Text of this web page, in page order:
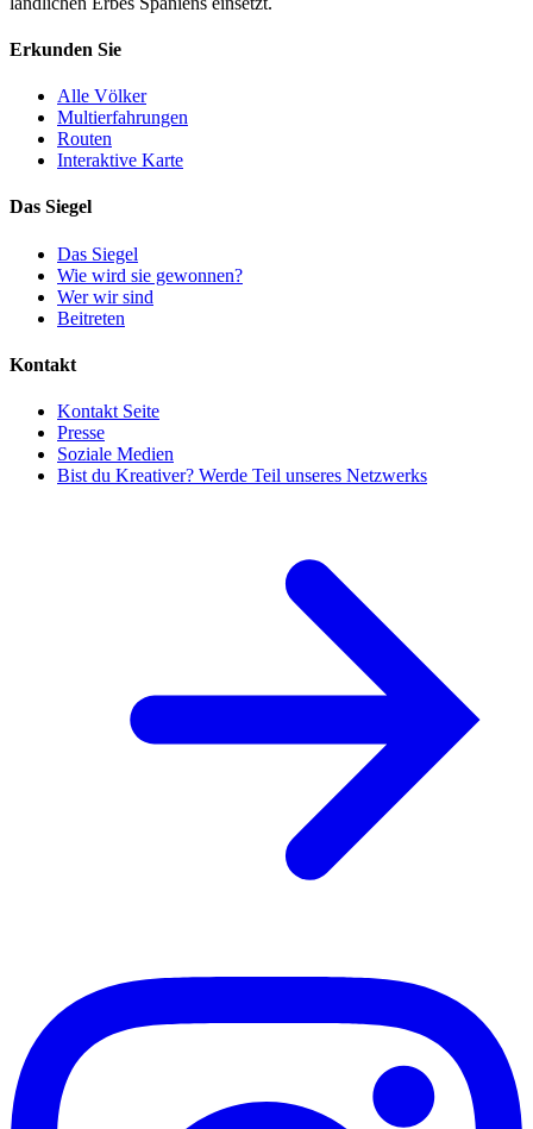
Erkunden Sie
Alle Völker
Multierfahrungen
Routen
Interaktive Karte
Das Siegel
Das Siegel
Wie wird sie gewonnen?
Wer wir sind
Beitreten
Kontakt
Kontakt Seite
Presse
Soziale Medien
Bist du Kreativer? Werde Teil unseres Netzwerks